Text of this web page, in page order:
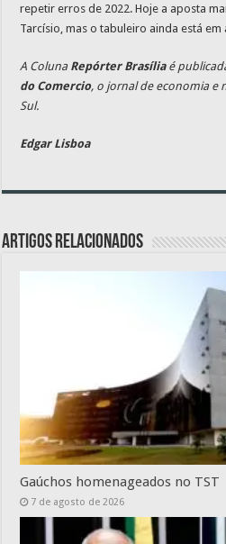
repetir erros de 2022. Hoje a aposta
Tarcísio, mas o tabuleiro ainda está em
A Coluna Repórter Brasíliaé
do Comercio, o jornal de economia e
Sul.
Edgar Lisboa
Artigos relacionados
Gaúchos homenageados no TST
7 de agosto de 2026